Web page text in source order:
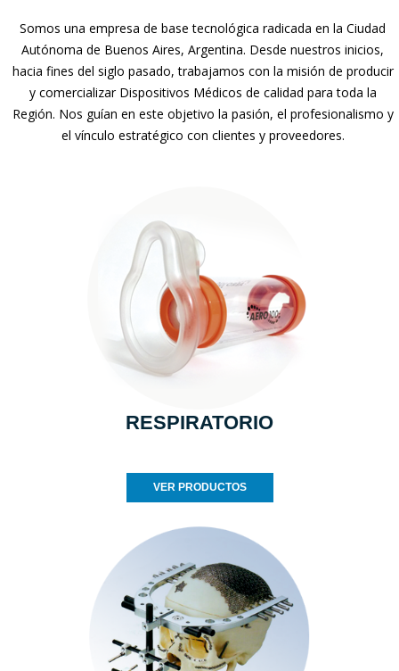
Somos una empresa de base tecnológica radicada en la Ciudad
Autónoma de Buenos Aires, Argentina. Desde nuestros inicios,
hacia fines del siglo pasado, trabajamos con la misión de producir
y comercializar Dispositivos Médicos de calidad para toda la
Región. Nos guían en este objetivo la pasión, el profesionalismo y
el vínculo estratégico con clientes y proveedores.
RESPIRATORIO
VER PRODUCTOS